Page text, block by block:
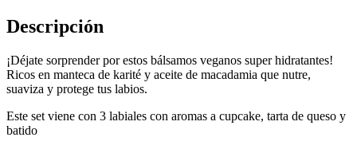
Descripción
¡Déjate sorprender por estos bálsamos veganos super hidratantes!
Ricos en manteca de karité y aceite de macadamia que nutre,
suaviza y protege tus labios.
Este set viene con 3 labiales con aromas a cupcake, tarta de queso y
batido